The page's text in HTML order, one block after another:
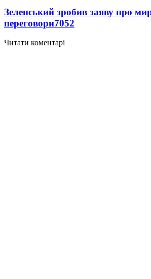
Зеленський зробив заяву про
переговори7052
Читати коментарі